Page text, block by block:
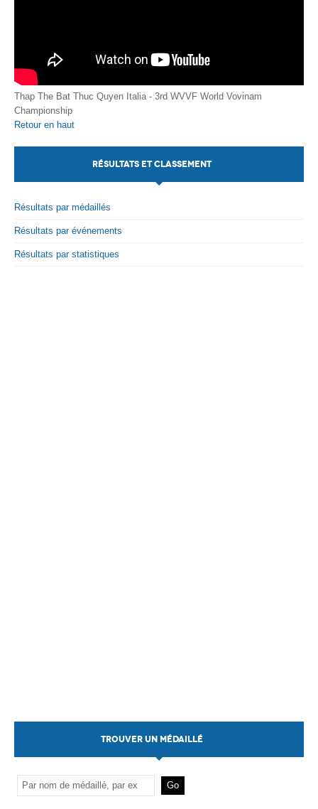
Thap The Bat Thuc Quyen Italia - 3rd WVVF World Vovinam
Championship
Retour en haut
RÉSULTATS ET CLASSEMENT
Résultats par médaillés
Résultats par événements
Résultats par statistiques
TROUVER UN MÉDAILLÉ